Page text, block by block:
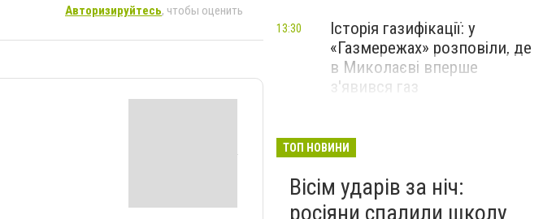
Авторизируйтесь, чтобы оценить
Історія газифікації: у
«Газмережах» розповіли, де
в Миколаєві вперше
з'явився газ
13:30
Миколаєві 2026: шукаємо
перезавантаження
ПАРТНЕРСЬКИЙ СПЕЦПРОЄКТ
ТОП НОВИНИ
Вісім ударів за ніч:
росіяни спалили школу